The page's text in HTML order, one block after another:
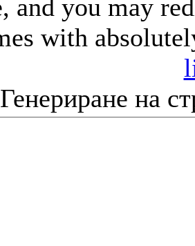
and you may
with
Генериране на